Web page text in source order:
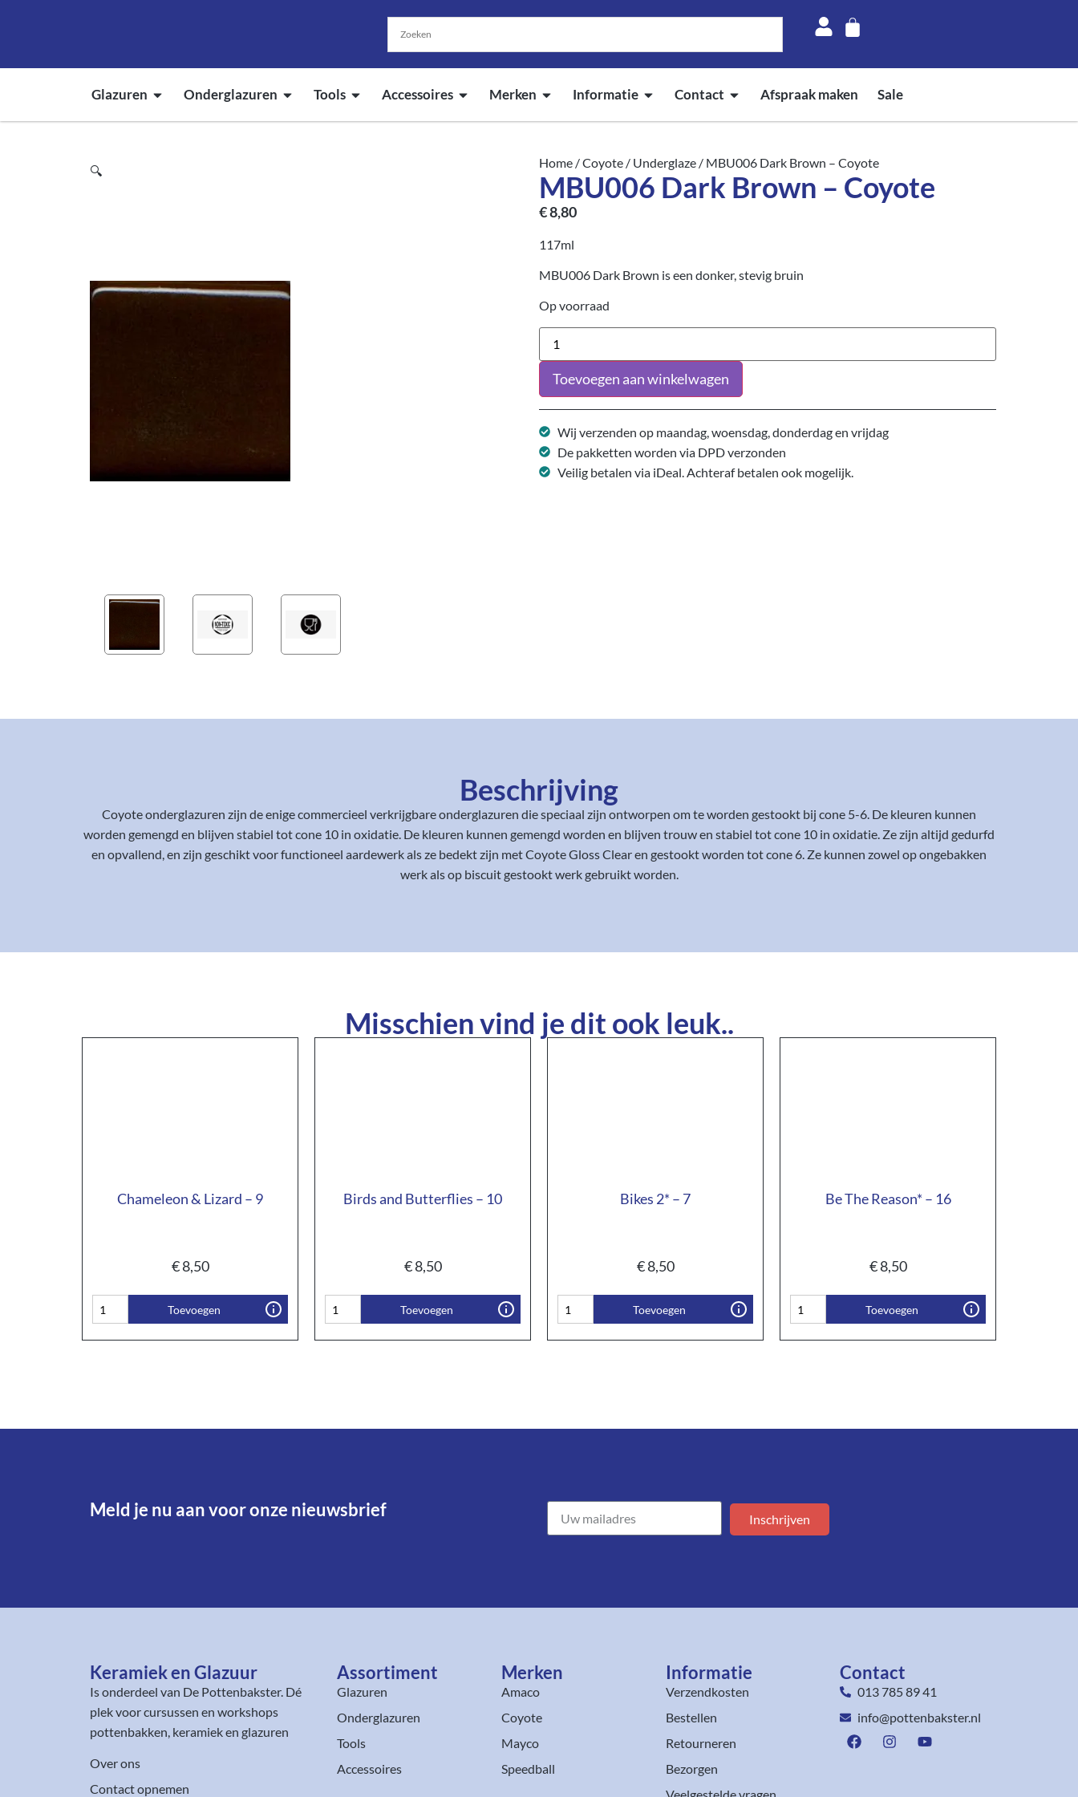
Glazuren Onderglazuren Tools Accessoires Merken Informatie Contact Afspraak maken Sale
🔍
Home /Coyote / Underglaze / MBU006 Dark Brown – Coyote
MBU006 Dark Brown – Coyote
€8,80
117ml
MBU006 Dark Brown is een donker, stevig bruin
Op voorraad
Toevoegen aan winkelwagen
Wij verzenden op maandag, woensdag, donderdag en vrijdag
De pakketten worden via DPD verzonden
Veilig betalen via iDeal. Achteraf betalen ook mogelijk.
Beschrijving
Coyote onderglazuren zijn de enige commercieel verkrijgbare onderglazuren die speciaal zijn ontworpen om te worden gestookt bij cone 5-6. De kleuren kunnen
worden gemengd en blijven stabiel tot cone 10 in oxidatie. De kleuren kunnen gemengd worden en blijven trouw en stabiel tot cone 10 in oxidatie. Ze zijn altijd gedurfd
en opvallend, en zijn geschikt voor functioneel aardewerk als ze bedekt zijn met Coyote Gloss Clear en gestookt worden tot cone 6. Ze kunnen zowel op ongebakken
werk als op biscuit gestookt werk gebruikt worden.
Misschien vind je dit ook leuk..
Chameleon & Lizard – 9
€8,50
Toevoegen
Birds and Butterflies – 10
€8,50
Toevoegen
Bikes 2* – 7
€8,50
Toevoegen
Be The Reason* – 16
€8,50
Toevoegen
Meld je nu aan voor onze nieuwsbrief​ Inschrijven
Keramiek en Glazuur​
Is onderdeel van De Pottenbakster. Dé
plek voor cursussen en workshops
pottenbakken, keramiek en glazuren
Over ons
Contact opnemen
Assortiment​
Glazuren
Onderglazuren
Tools
Accessoires
Merken
Amaco
Coyote
Mayco
Speedball
Informatie
Verzendkosten
Bestellen
Retourneren
Bezorgen
Contact
013 785 89 41
info@pottenbakster.nl